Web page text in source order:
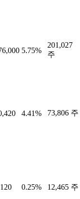
5.75%
201,027
주
4.41% 73,806 주
0.25% 12,465 주